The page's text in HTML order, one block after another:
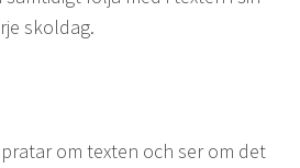
skoldag.
om texten och ser om det